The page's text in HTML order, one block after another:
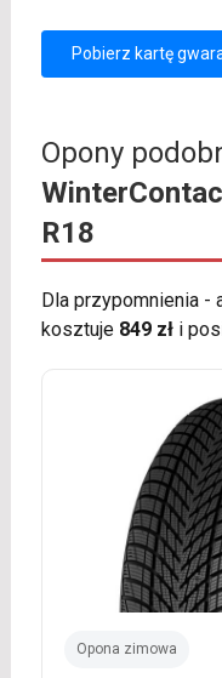
Pobierz kartę
Opony
R18
Dla przypomnienia -
kosztuje 849 złi
Opona zimowa